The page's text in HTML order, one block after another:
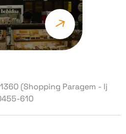
(Shopping Paragem - lj
610